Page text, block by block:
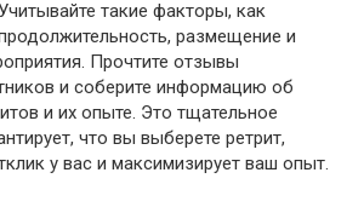
такие факторы, как
размещение и
Прочтите отзывы
и соберите информацию об
и их опыте. Это тщательное
что вы выберете ретрит,
у вас и максимизирует ваш опыт.